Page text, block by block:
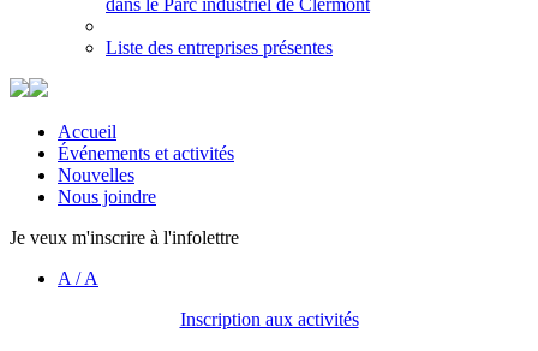
dans le Parc industriel de Clermont
Liste des entreprises présentes
Accueil
Événements et activités
Nouvelles
Nous joindre
Je veux m'inscrire à l'infolettre
A /A
Inscription aux activités